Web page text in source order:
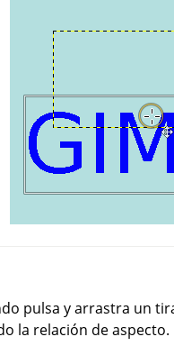
pulsa y arrastra un
la relación de aspecto.